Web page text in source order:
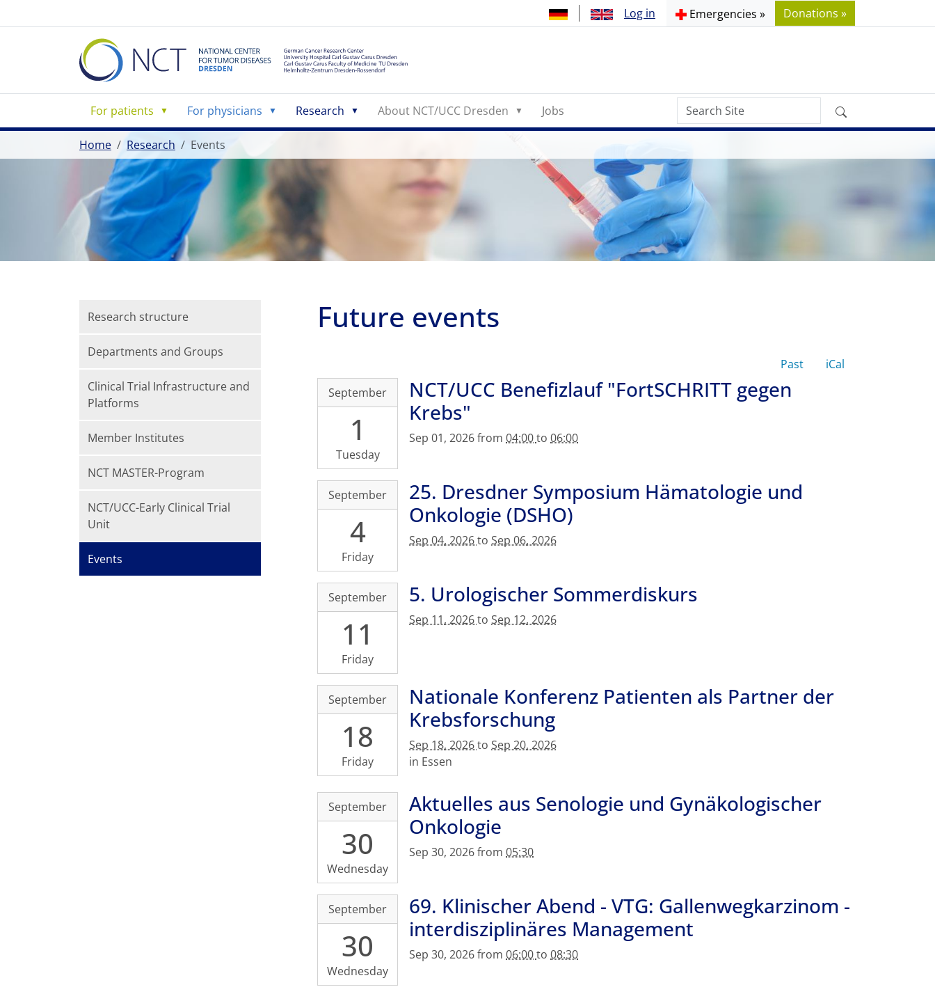
Log in Emergencies » Donations »
For patients For physicians Research About NCT/UCC Dresden Jobs
Search
Site
Advanced
Search…
Home
Research Events
Future events
Past
iCal
2026-
01T16:00:00+02:00
01T18:00:00+02:00
Großer
Garten/
Palaisteich
September
1
Tuesday
NCT/UCC Benefizlauf "FortSCHRITT gegen
Krebs"
Sep 01, 2026from04:00to06:00
2026-
04T00:00:00+02:00
06T23:59:59+02:00
Radisson
Blu
Conference
Centre,
Nizzastraße
Radebeul
September
4
Friday
25. Dresdner Symposium Hämatologie und
Onkologie (DSHO)
Sep 04, 2026toSep 06, 2026
2026-
11T00:00:00+02:00
12T23:59:59+02:00
Universitätsklinikum
Dresden,
(MTZ)
,
Fiedlerstraße
42,
01307
Dresden
September
11
Friday
5. Urologischer Sommerdiskurs
Sep 11, 2026toSep 12, 2026
2026-
18T00:00:00+02:00
20T23:59:59+02:00
Essen
September
18
Friday
Nationale Konferenz Patienten als Partner der
Krebsforschung
Sep 18, 2026toSep 20, 2026
in Essen
2026-
30T17:30:00+02:00
2026-
09-
30T23:59:59+02:00
UKD,
Haus
Hörsaal
September
30
Wednesday
Aktuelles aus Senologie und Gynäkologischer
Onkologie
Sep 30, 2026from05:30
2026-
30T18:00:00+02:00
2026-
09-
30T20:30:00+02:00
September
30
Wednesday
69. Klinischer Abend - VTG: Gallenwegkarzinom -
interdisziplinäres Management
Sep 30, 2026from06:00to08:30
Research structure
Departments and Groups
Clinical Trial Infrastructure and
Platforms
Member Institutes
NCT MASTER-Program
NCT/UCC-Early Clinical Trial
Unit
Events